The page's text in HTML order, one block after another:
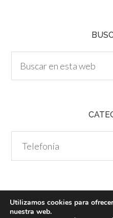
Utilizamos cookies para
nuestra web.